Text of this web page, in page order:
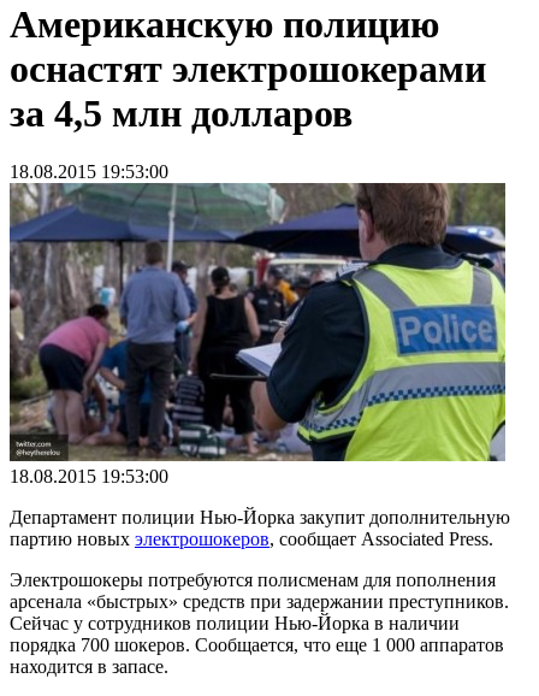
Американскую полицию
оснастят электрошокерами
за 4,5 млн долларов
18.08.2015 19:53:00
18.08.2015 19:53:00
Департамент полиции Нью-Йорка закупит дополнительную
партию новых электрошокеров, сообщает Associated Press.
Электрошокеры потребуются полисменам для пополнения
арсенала «быстрых» средств при задержании преступников.
Сейчас у сотрудников полиции Нью-Йорка в наличии
порядка 700 шокеров. Сообщается, что еще 1 000 аппаратов
находится в запасе.